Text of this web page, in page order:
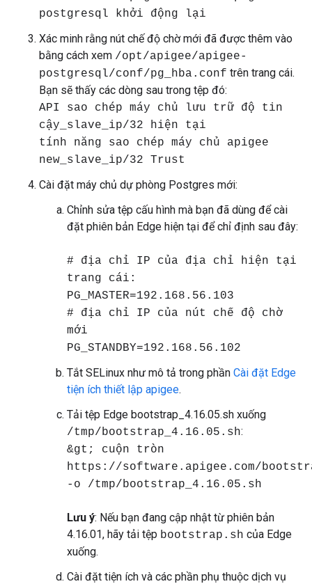
postgresql khởi động lại
Xác minh rằng nút chế độ chờ mới đã được thêm vào
bằng cách xem /opt/apigee/apigee-
postgresql/conf/pg_hba.conf trên trang cái.
Bạn sẽ thấy các dòng sau trong tệp đó:
API sao chép máy chủ lưu trữ độ tin
cậy_slave_ip/32 hiện tại
tính năng sao chép máy chủ apigee
new_slave_ip/32 Trust
Cài đặt máy chủ dự phòng Postgres mới:
Chỉnh sửa tệp cấu hình mà bạn đã dùng để cài
đặt phiên bản Edge hiện tại để chỉ định sau đây:
# địa chỉ IP của địa chỉ hiện tại
trang cái:
PG_MASTER=192.168.56.103
# địa chỉ IP của nút chế độ chờ
mới
PG_STANDBY=192.168.56.102
Tắt SELinux như mô tả trong phần Cài đặt Edge
tiện ích thiết lập apigee.
Tải tệp Edge bootstrap_4.16.05.sh xuống
/tmp/bootstrap_4.16.05.sh:
&gt; cuộn tròn
https://software.apigee.com/
-o /tmp/bootstrap_4.16.05.sh
Lưu ý: Nếu bạn đang cập nhật từ phiên bản
4.16.01, hãy tải tệp bootstrap.sh của Edge
xuống.
Cài đặt tiện ích và các phần phụ thuộc dịch vụ